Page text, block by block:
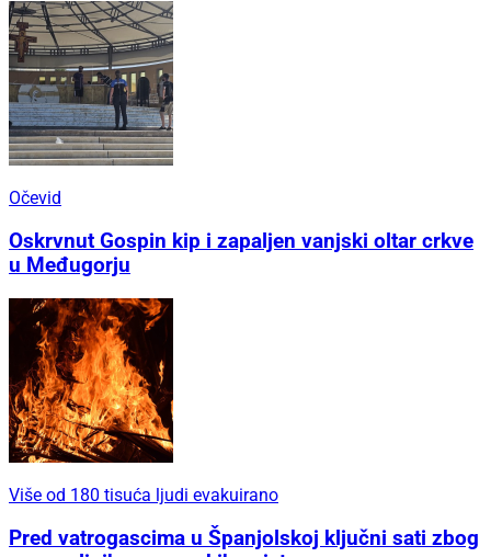
Očevid
Oskrvnut Gospin kip i zapaljen vanjski oltar crkve
u Međugorju
Više od 180 tisuća ljudi evakuirano
Pred vatrogascima u Španjolskoj ključni sati zbog